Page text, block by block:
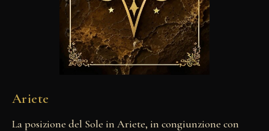
Ariete
La posizione del Sole in Ariete, in congiunzione con